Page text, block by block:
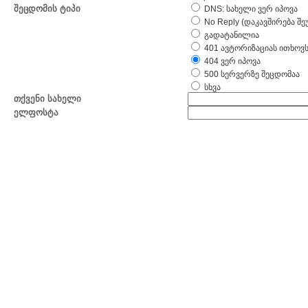
შეცდომის ტიპი
DNS: სახელი ვერ იპოვა
No Reply (დაკავშირება
გადატანილია
401 ავტორიზაციას ითხოვს
404 ვერ იპოვა
500 სერვერზე შეცდომაა
სხვა
თქვენი სახელი
ელფოსტა